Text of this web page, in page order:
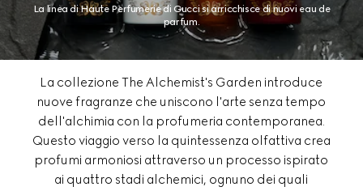
La linea di Haute Perfumerie di Gucci si arricchisce di nuovi eau de
parfum.
La collezione The Alchemist's Garden introduce
nuove fragranze che uniscono l'arte senza tempo
dell'alchimia con la profumeria contemporanea.
Questo viaggio verso la quintessenza olfattiva crea
profumi armoniosi attraverso un processo ispirato
ai quattro stadi alchemici, ognuno dei quali